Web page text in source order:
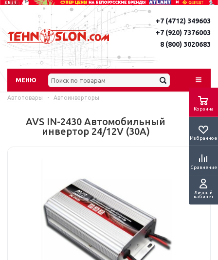
Корзина
Избранное
Сравнение
Личный
кабинет
+7 (4712) 349603
+7 (920) 7376003
8 (800) 3020683
МЕНЮ
Автотовары - Автоинверторы
AVS IN-2430 Автомобильный
инвертор 24/12V (30A)